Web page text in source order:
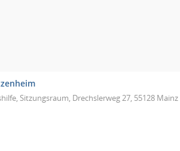
Sitzungsraum, Drechslerweg 27, 55128 Mainz